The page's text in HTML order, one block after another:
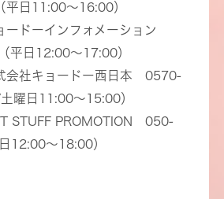
日11:00～16:00）
ードーインフォメーション
平日12:00～17:00）
会社キョードー西日本 0570-
曜日11:00～15:00）
STUFF PROMOTION 050-
12:00～18:00）